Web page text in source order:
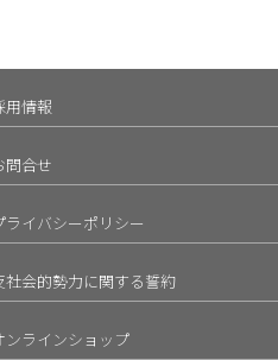
用情報
問合せ
ライバシーポリシー
社会的勢力に関する誓約
ンラインショップ